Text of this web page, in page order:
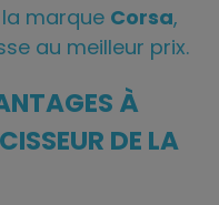
marque Corsa,
au meilleur prix.
À
DE LA